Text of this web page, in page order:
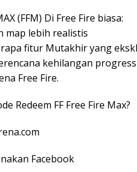
(FFM) Di Free Fire biasa:
map lebih realistis
fitur Mutakhir yang
kehilangan
Free Fire.
Redeem FF Free Fire Max?
Facebook